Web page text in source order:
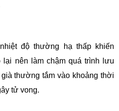
độ thường hạ thấp khiến
lại nên làm chậm quá trình lưu
thường tắm vào khoảng thời
tử vong.